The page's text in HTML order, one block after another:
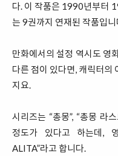
다. 이 작품은 1990년부터
는 9권까지 연재된 작품입니
만화에서의 설정 역시도 영
다른 점이 있다면, 캐릭터의
지요.
시리즈는 “총몽”, “총몽 라
정도가 있다고 하는데,
ALITA”라고 합니다.